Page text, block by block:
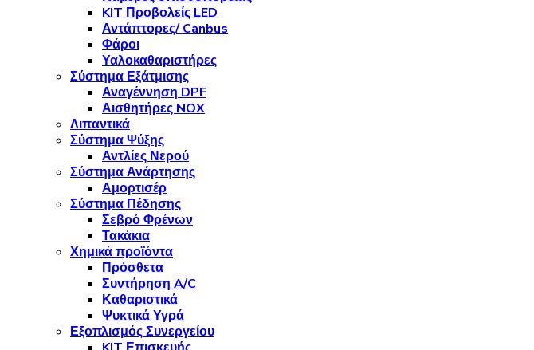
KIT Προβολείς LED
Αντάπτορες/ Canbus
Φάροι
Υαλοκαθαριστήρες
Σύστημα Εξάτμισης
Αναγέννηση DPF
Αισθητήρες NOX
Λιπαντικά
Σύστημα Ψύξης
Αντλίες Νερού
Σύστημα Ανάρτησης
Αμορτισέρ
Σύστημα Πέδησης
Σεβρό Φρένων
Τακάκια
Χημικά προϊόντα
Πρόσθετα
Συντήρηση A/C
Καθαριστικά
Ψυκτικά Υγρά
Εξοπλισμός Συνεργείου